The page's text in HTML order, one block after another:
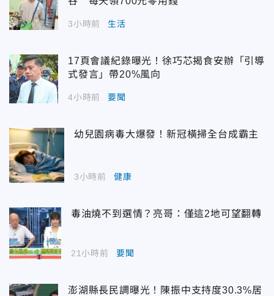
3小時前 生活
17頁會議紀錄曝光！徐巧芯揭食安辦「引導
式發言」帶20%風向
4小時前 要聞
幼兒園病毒大爆發！新冠橫掃全台成霸主
3小時前 健康
毒油燒不到選情？亮哥：僅這2地可望翻轉
21小時前 要聞
澎湖縣長民調曝光！陳振中支持度30.3%居